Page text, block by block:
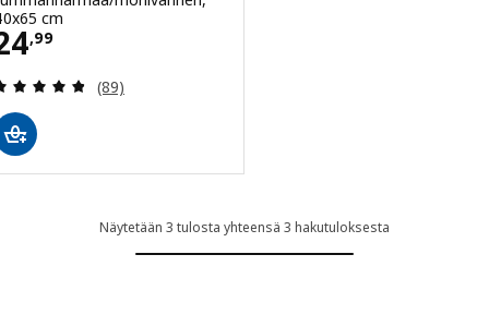
cm
,99 24,99
Arvio: 4.8 / 5 tähteä. Arvostelut yhteensä:
(89)
Näytetään 3 tulosta yhteensä 3 hakutuloksesta